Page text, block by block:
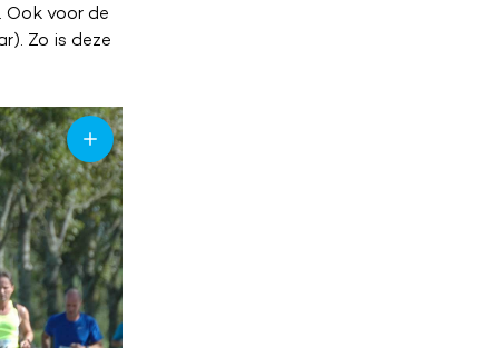
Ook voor de
Zo is deze